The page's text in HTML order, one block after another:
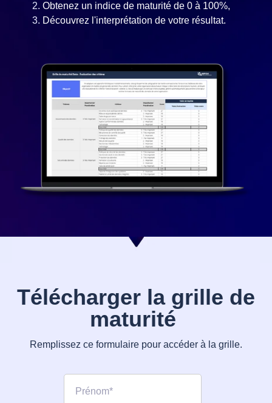
Obtenez un indice de maturité de 0 à 100%,
Découvrez l'interprétation de votre résultat.
Télécharger la grille de
maturité
Remplissez ce formulaire pour accéder à la grille.